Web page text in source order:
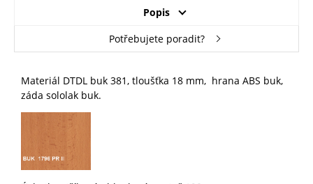
Popis
Potřebujete poradit?
Materiál DTDL buk 381, tloušťka 18 mm, hrana ABS buk,
záda sololak buk.